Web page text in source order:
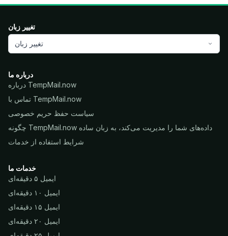
تغییر زبان
تغییر زبان
درباره ما
درباره TempMail.now
تماس با TempMail.now
سیاست حفظ حریم خصوصی
چگونه TempMail.now داده‌های شما را مدیریت می‌کند، به زبان ساده
شرایط استفاده از خدمات
خدمات ما
ایمیل ۵ دقیقه‌ای
ایمیل ۱۰ دقیقه‌ای
ایمیل ۱۵ دقیقه‌ای
ایمیل ۲۰ دقیقه‌ای